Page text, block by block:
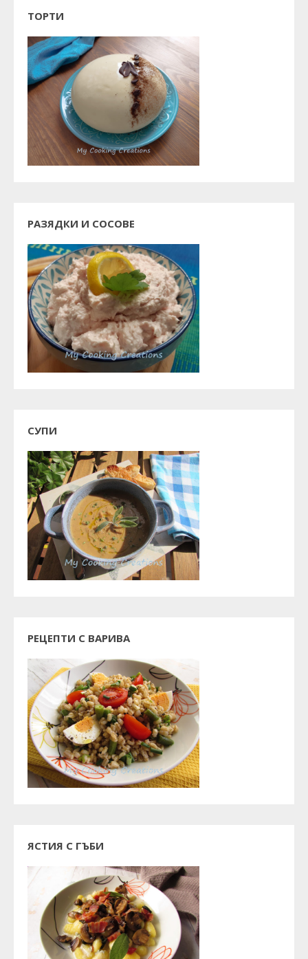
ТОРТИ
РАЗЯДКИ И СОСОВЕ
СУПИ
РЕЦЕПТИ С ВАРИВА
ЯСТИЯ С ГЪБИ